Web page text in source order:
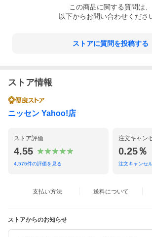
この商品に関する質問は、
以下からお問い合わせくださ
ストアに質問を投稿する
ストア情報
ニッセン Yahoo!店
ストア評価
4.55
4,576件の評価を見る
注文キャン
0.25％
注文キャンセ
支払い方法 送料について
ストアからのお知らせ